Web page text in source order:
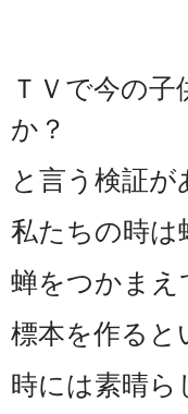
ＴＶで今の
か？
と言う検証
私たちの時は
蝉をつかま
標本を作ると
時には素晴ら